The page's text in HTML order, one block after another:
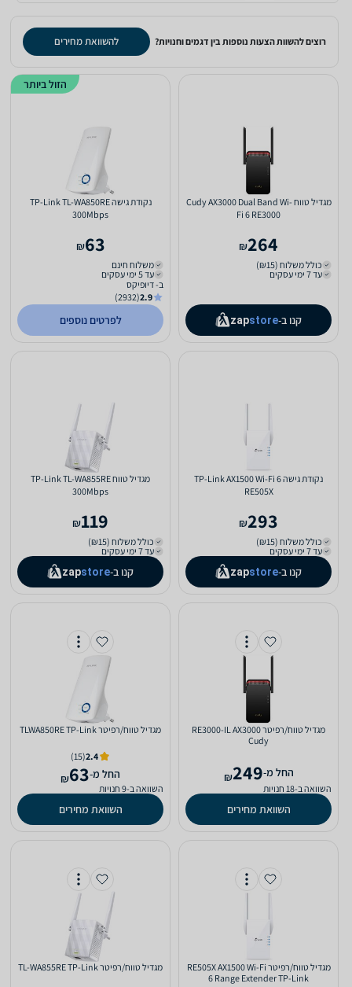
רוצים להשוות הצעות נוספות בין דגמים וחנויות? להשוואת מחירים
מגדיל טווח Cudy AX3000 Dual Band Wi-
Fi 6 RE3000
264
₪
כולל משלוח (₪15)
עד 7 ימי עסקים
קנו ב- zapstore
נקודת גישה TP-Link TL-WA850RE
300Mbps
63
₪
משלוח חינם
עד 5 ימי עסקים
ב- דיופיקס
2.9
(2932)
לפרטים נוספים
הזול ביותר
נקודת גישה TP-Link AX1500 Wi-Fi 6
RE505X
293
₪
כולל משלוח (₪15)
עד 7 ימי עסקים
קנו ב- zapstore
מגדיל טווח TP-Link TL-WA855RE
300Mbps
119
₪
כולל משלוח (₪15)
עד 7 ימי עסקים
קנו ב- zapstore
‏מגדיל טווח/רפיטר RE3000-IL AX3000
Cudy
‫החל מ-249
₪
השוואה ב-18 חנויות
השוואת מחירים
‏מגדיל טווח/רפיטר TLWA850RE TP-Link
2.4
(15)
‫החל מ-63
₪
השוואה ב-9 חנויות
השוואת מחירים
‏מגדיל טווח/רפיטר RE505X AX1500 Wi-Fi
6 Range Extender TP-Link
‏מגדיל טווח/רפיטר TL-WA855RE TP-Link